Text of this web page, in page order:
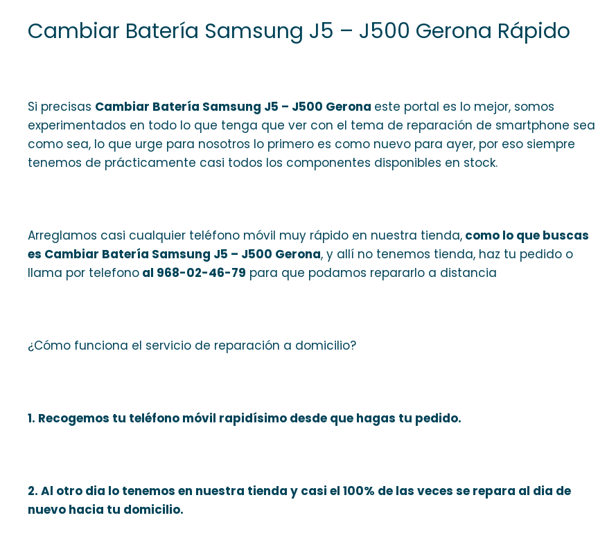
Cambiar Batería Samsung J5 – J500 Gerona Rápido
Si precisas Cambiar Batería Samsung J5 – J500 Gerona este portal es lo mejor, somos
experimentados en todo lo que tenga que ver con el tema de reparación de smartphone sea
como sea, lo que urge para nosotros lo primero es como nuevo para ayer, por eso siempre
tenemos de prácticamente casi todos los componentes disponibles en stock.
Arreglamos casi cualquier teléfono móvil muy rápido en nuestra tienda, como lo que buscas
es Cambiar Batería Samsung J5 – J500 Gerona, y allí no tenemos tienda, haz tu pedido o
llama por telefono al 968-02-46-79 para que podamos repararlo a distancia
¿Cómo funciona el servicio de reparación a domicilio?
1. Recogemos tu teléfono móvil rapidísimo desde que hagas tu pedido.
2. Al otro dia lo tenemos en nuestra tienda y casi el 100% de las veces se repara al dia de
nuevo hacia tu domicilio.